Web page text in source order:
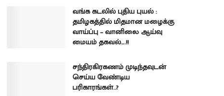
வங்க கடலில் புதிய புயல் :
தமிழகத்தில் மிதமான மழைக்கு
வாய்ப்பு – வானிலை ஆய்வு
மையம் தகவல்….!!
சந்திரகிரகணம் முடிந்தவுடன்
செய்ய வேண்டிய
பரிகாரங்கள்..?